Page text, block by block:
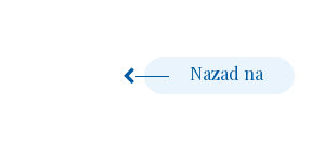
Nazad na